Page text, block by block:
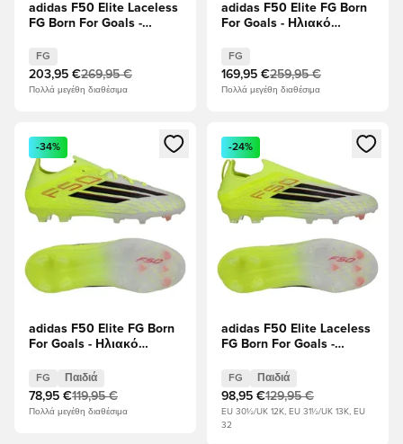
adidas F50 Elite Laceless
FG Born For Goals -
Διαυγές κόκκινο
FG
203,95 €269,95 €
Πολλά μεγέθη διαθέσιμα
adidas F50 Elite FG Born
For Goals - Ηλιακό
κόκκινο
FG
169,95 €259,95 €
Πολλά μεγέθη διαθέσιμα
Ανοίγει ένα Modal για να συνδεθείτε ή να εγγραφείτε ως
-34%
adidas F50 Elite FG Born
For Goals - Ηλιακό
κόκκινο Παιδιά
FG Παιδιά
78,95 €119,95 €
Πολλά μεγέθη διαθέσιμα
Ανοίγει ένα Modal για να
-24%
adidas F50 Elite Laceless
FG Born For Goals -
Διαυγές κόκκινο Παιδιά
FG Παιδιά
98,95 €129,95 €
EU 30½/UK 12K, EU 31½/UK 13K, EU
32